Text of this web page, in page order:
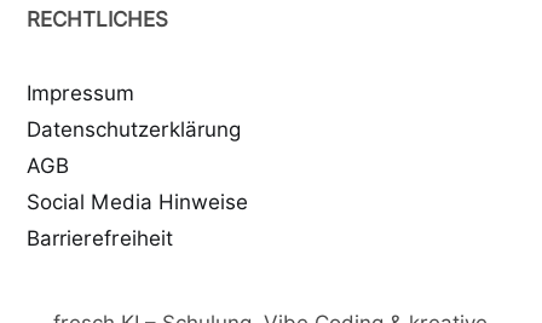
RECHTLICHES
Impressum
Datenschutzerklärung
AGB
Social Media Hinweise
Barrierefreiheit